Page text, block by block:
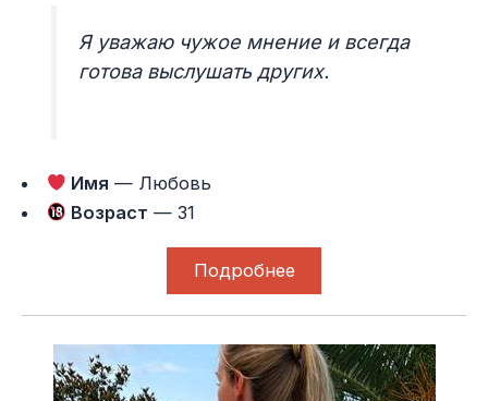
Я уважаю чужое мнение и всегда
готова выслушать других.
Имя — Любовь
Возраст — 31
Подробнее